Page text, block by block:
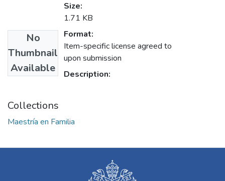
No
Thumbnail
Available
Size:
1.71 KB
Format:
Item-specific license agreed to
upon submission
Description:
Collections
Maestría en Familia